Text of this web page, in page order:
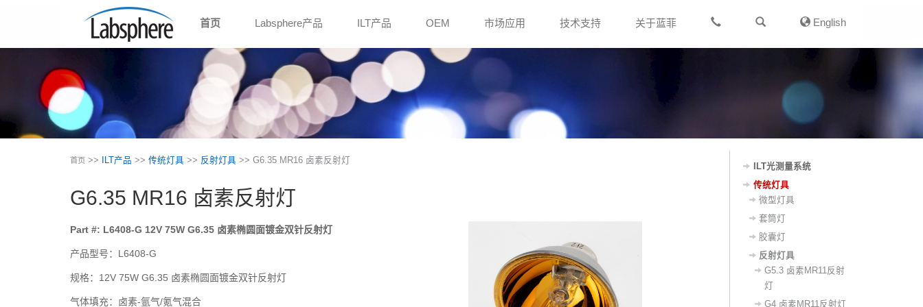
首页 Labsphere产品 ILT产品 OEM 市场应用 技术支持 关于蓝菲 English
首页 >> ILT产品 >> 传统灯具 >> 反射灯具 >> G6.35 MR16 卤素反射灯
G6.35 MR16 卤素反射灯
Part #: L6408-G 12V 75W G6.35 卤素椭圆面镀金双针反射灯
产品型号：L6408-G
规格：12V 75W G6.35 卤素椭圆面镀金双针反射灯
气体填充：卤素-氩气/氪气混合
ILT光测量系统
传统灯具
微型灯具
套筒灯
胶囊灯
反射灯具
G5.3 卤素MR11反射
灯
G4 卤素MR11反射灯